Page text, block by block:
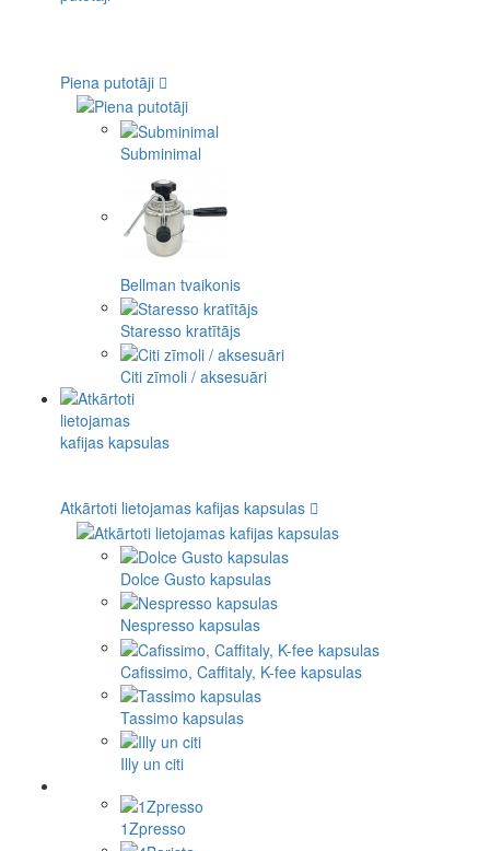
Piena putotāji
Subminimal
Bellman tvaikonis
Staresso kratītājs
Citi zīmoli / aksesuāri
Atkārtoti lietojamas kafijas kapsulas
Dolce Gusto kapsulas
Nespresso kapsulas
Cafissimo, Caffitaly, K-fee kapsulas
Tassimo kapsulas
Illy un citi
1Zpresso